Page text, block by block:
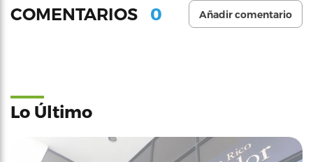
COMENTARIOS 0 Añadir comentario
Lo Último